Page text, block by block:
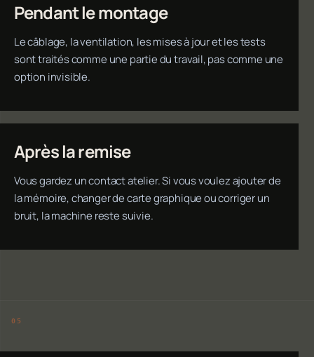
Pendant le montage
Le câblage, la ventilation, les mises à jour et les tests
sont traités comme une partie du travail, pas comme une
option invisible.
Après la remise
Vous gardez un contact atelier. Si vous voulez ajouter de
la mémoire, changer de carte graphique ou corriger un
bruit, la machine reste suivie.